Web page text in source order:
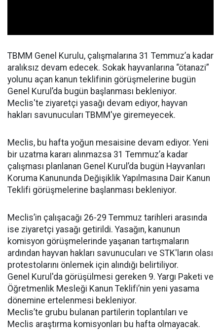
TBMM Genel Kurulu, çalışmalarına 31 Temmuz’a kadar
aralıksız devam edecek. Sokak hayvanlarına “ötanazi”
yolunu açan kanun teklifinin görüşmelerine bugün
Genel Kurul’da bugün başlanması bekleniyor.
Meclis'te ziyaretçi yasağı devam ediyor, hayvan
hakları savunucuları TBMM'ye giremeyecek.
Meclis, bu hafta yoğun mesaisine devam ediyor. Yeni
bir uzatma kararı alınmazsa 31 Temmuz’a kadar
çalışması planlanan Genel Kurul’da bugün Hayvanları
Koruma Kanununda Değişiklik Yapılmasına Dair Kanun
Teklifi görüşmelerine başlanması bekleniyor.
Meclis’in çalışacağı 26-29 Temmuz tarihleri arasında
ise ziyaretçi yasağı getirildi. Yasağın, kanunun
komisyon görüşmelerinde yaşanan tartışmaların
ardından hayvan hakları savunucuları ve STK'ların olası
protestolarını önlemek için alındığı belirtiliyor.
Genel Kurul'da görüşülmesi gereken 9. Yargı Paketi ve
Öğretmenlik Mesleği Kanun Teklifi’nin yeni yasama
dönemine ertelenmesi bekleniyor.
Meclis’te grubu bulanan partilerin toplantıları ve
Meclis araştırma komisyonları bu hafta olmayacak.